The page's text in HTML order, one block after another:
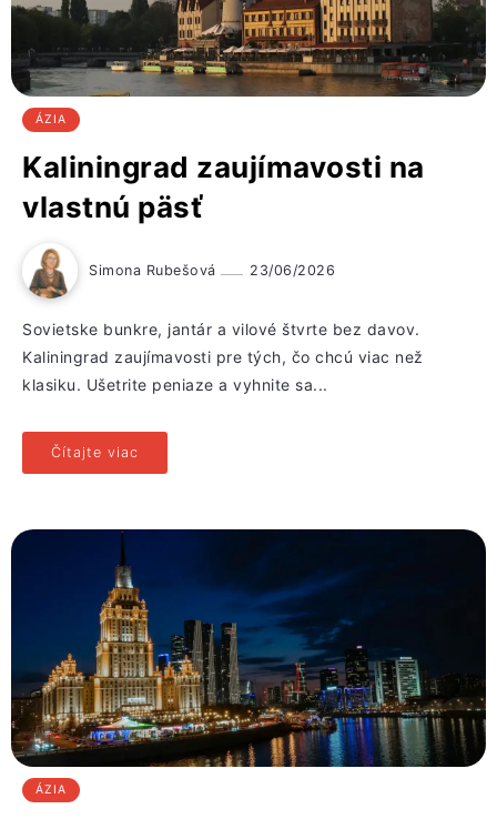
ÁZIA
Kaliningrad zaujímavosti na
vlastnú päsť
Simona Rubešová 23/06/2026
Sovietske bunkre, jantár a vilové štvrte bez davov.
Kaliningrad zaujímavosti pre tých, čo chcú viac než
klasiku. Ušetrite peniaze a vyhnite sa...
Čítajte viac
ÁZIA